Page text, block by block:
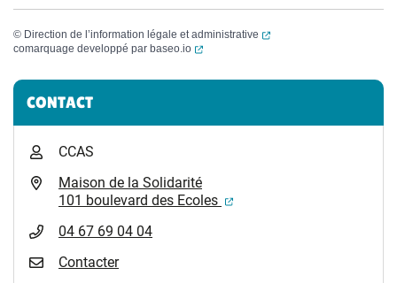
© Direction de l’information légale et administrative
(ouverture dans un
comarquage developpé par baseo.io (ouverture dans un nouvel onglet)
Informations complémentaires
CONTACT
CCAS
Maison de la Solidarité
101 boulevard des Ecoles
(ouverture dans un
04 67 69 04 04
Contacter